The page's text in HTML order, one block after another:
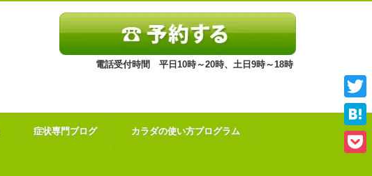
電話受付時間 平日10時～20時、土日9時～18時
症状専門ブログ カラダの使い方プログラム